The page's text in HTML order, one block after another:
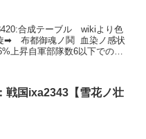
合成テーブル wikiより色
布都御魂ノ鬨 血染ノ感状
昇自軍部隊数6以下でのみ
戦国ixa2343【雪花ノ壮